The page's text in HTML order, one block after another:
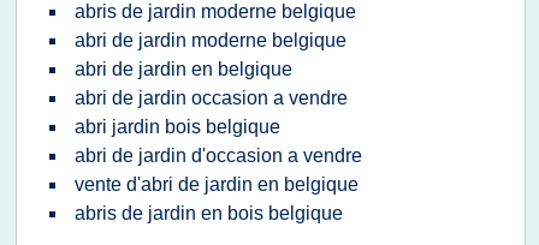
abris de jardin moderne belgique
abri de jardin moderne belgique
abri de jardin en belgique
abri de jardin occasion a vendre
abri jardin bois belgique
abri de jardin d'occasion a vendre
vente d'abri de jardin en belgique
abris de jardin en bois belgique